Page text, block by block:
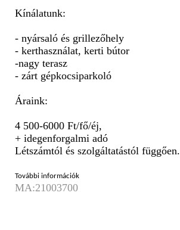
Kínálatunk:
- nyársaló és grillezőhely
- kerthasználat, kerti bútor
-nagy terasz
- zárt gépkocsiparkoló
Áraink:
4 500-6000 Ft/fő/éj,
+ idegenforgalmi adó
Létszámtól és szolgáltatástól függően.
További információk
MA:21003700